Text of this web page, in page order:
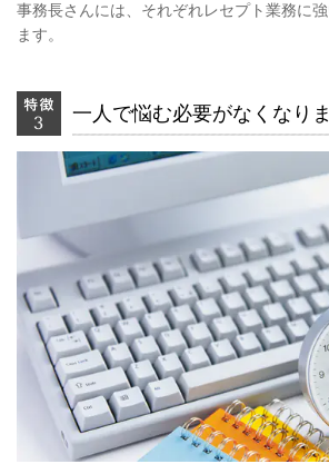
事務長さんには、それぞれレセプト業務に
ます。
一人で悩む必要がなくなり